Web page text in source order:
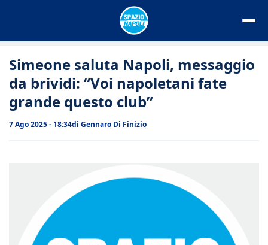
Simeone saluta Napoli, messaggio
da brividi: “Voi napoletani fate
grande questo club”
7 Ago 2025 - 18:34di Gennaro Di Finizio